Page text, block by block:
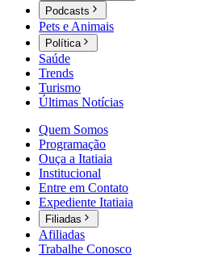
Podcasts
Pets e Animais
Política
Saúde
Trends
Turismo
Últimas Notícias
Quem Somos
Programação
Ouça a Itatiaia
Institucional
Entre em Contato
Expediente Itatiaia
Filiadas
Afiliadas
Trabalhe Conosco